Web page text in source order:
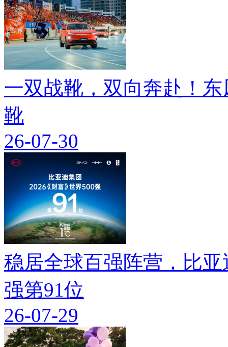
一双战靴，双向奔赴！
靴
26-07-30
稳居全球百强阵营，比
强第91位
26-07-29